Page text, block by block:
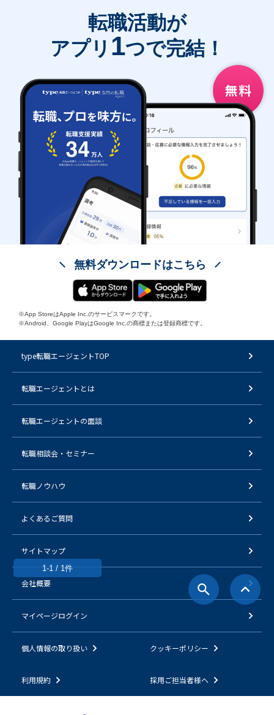
1-1 / 1件
転職活動が
アプリ 1つで完結！
無料ダウンロードはこちら
※App StoreはApple Inc.のサービスマークです。
※Android、Google PlayはGoogle Inc.の商標または登録商標です。
type転職エージェントTOP
転職エージェントとは
転職エージェントの面談
転職相談会・セミナー
転職ノウハウ
よくあるご質問
サイトマップ
会社概要
マイページログイン
個人情報の取り扱い クッキーポリシー
利用規約 採用ご担当者様へ